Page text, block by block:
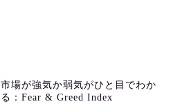
市場が強気か弱気がひと目でわか
る：Fear & Greed Index